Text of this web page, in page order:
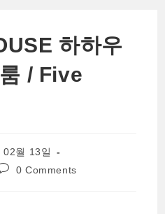
하하우
/ Five
02월 13일
0 Comments